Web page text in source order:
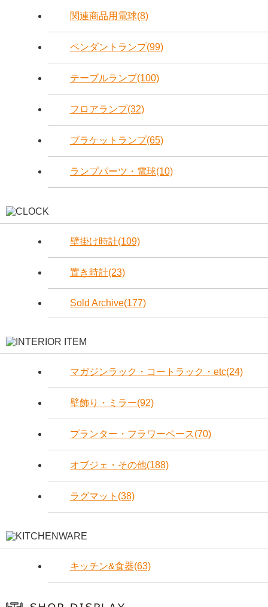
関連商品用電球(8)
ペンダントランプ(99)
テーブルランプ(100)
フロアランプ(32)
ブラケットランプ(65)
ランプパーツ・電球(10)
壁掛け時計(109)
置き時計(23)
Sold Archive(177)
マガジンラック・コートラック・etc(24)
壁飾り・ミラー(92)
プランター・フラワーベース(70)
オブジェ・その他(188)
ラグマット(38)
キッチン&食器(63)